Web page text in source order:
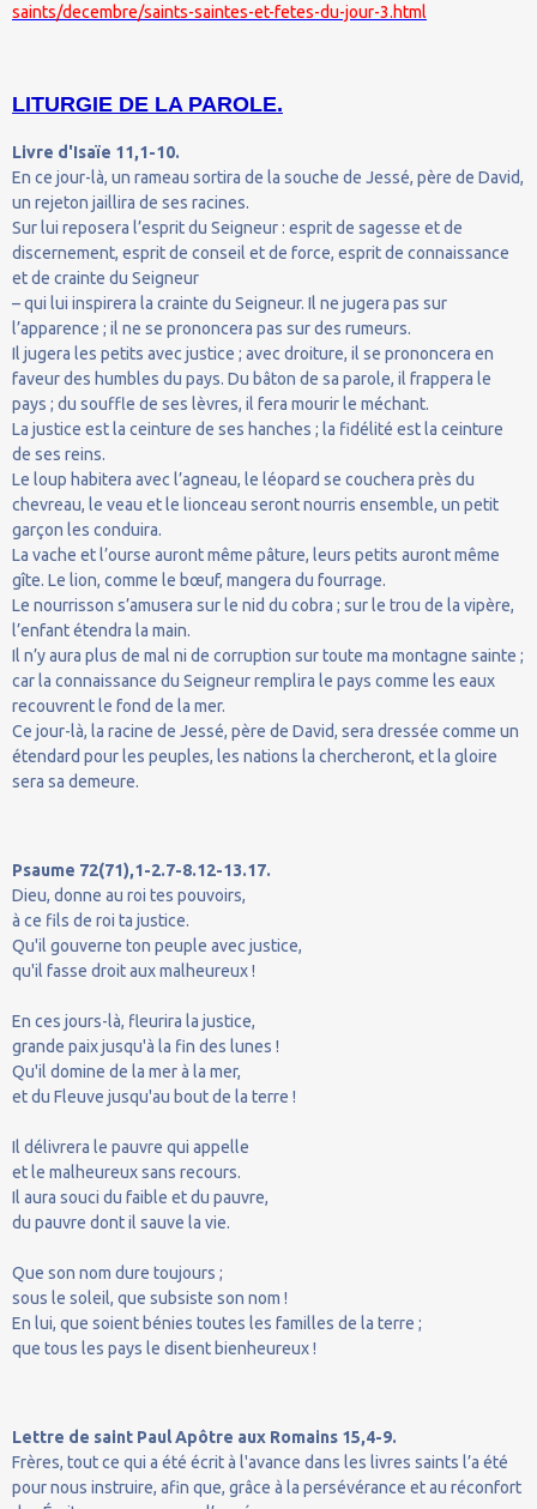
saints/decembre/saints-saintes-et-fetes-du-jour-3.html
LITURGIE DE LA PAROLE.
Livre d'Isaïe 11,1-10.
En ce jour-là, un rameau sortira de la souche de Jessé, père de David,
un rejeton jaillira de ses racines.
Sur lui reposera l’esprit du Seigneur : esprit de sagesse et de
discernement, esprit de conseil et de force, esprit de connaissance
et de crainte du Seigneur
– qui lui inspirera la crainte du Seigneur. Il ne jugera pas sur
l’apparence ; il ne se prononcera pas sur des rumeurs.
Il jugera les petits avec justice ; avec droiture, il se prononcera en
faveur des humbles du pays. Du bâton de sa parole, il frappera le
pays ; du souffle de ses lèvres, il fera mourir le méchant.
La justice est la ceinture de ses hanches ; la fidélité est la ceinture
de ses reins.
Le loup habitera avec l’agneau, le léopard se couchera près du
chevreau, le veau et le lionceau seront nourris ensemble, un petit
garçon les conduira.
La vache et l’ourse auront même pâture, leurs petits auront même
gîte. Le lion, comme le bœuf, mangera du fourrage.
Le nourrisson s’amusera sur le nid du cobra ; sur le trou de la vipère,
l’enfant étendra la main.
Il n’y aura plus de mal ni de corruption sur toute ma montagne sainte ;
car la connaissance du Seigneur remplira le pays comme les eaux
recouvrent le fond de la mer.
Ce jour-là, la racine de Jessé, père de David, sera dressée comme un
étendard pour les peuples, les nations la chercheront, et la gloire
sera sa demeure.
Psaume 72(71),1-2.7-8.12-13.17.
Dieu, donne au roi tes pouvoirs,
à ce fils de roi ta justice.
Qu'il gouverne ton peuple avec justice,
qu'il fasse droit aux malheureux !
En ces jours-là, fleurira la justice,
grande paix jusqu'à la fin des lunes !
Qu'il domine de la mer à la mer,
et du Fleuve jusqu'au bout de la terre !
Il délivrera le pauvre qui appelle
et le malheureux sans recours.
Il aura souci du faible et du pauvre,
du pauvre dont il sauve la vie.
Que son nom dure toujours ;
sous le soleil, que subsiste son nom !
En lui, que soient bénies toutes les familles de la terre ;
que tous les pays le disent bienheureux !
Lettre de saint Paul Apôtre aux Romains 15,4-9.
Frères, tout ce qui a été écrit à l'avance dans les livres saints l’a été
pour nous instruire, afin que, grâce à la persévérance et au réconfort